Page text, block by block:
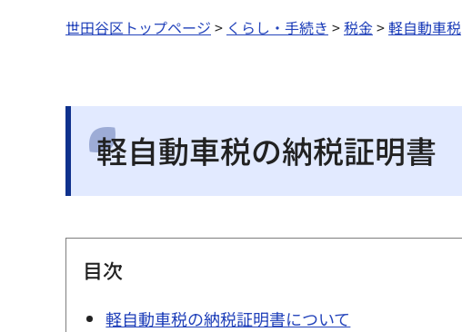
世田谷区トップページ > くらし・手続き >税金>軽自動車税
軽自動車税の納税証明書
目次
軽自動車税の納税証明書について